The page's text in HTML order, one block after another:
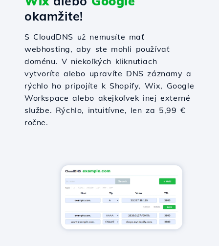
okamžite!
S CloudDNS už nemusíte mať
webhosting, aby ste mohli používať
doménu. V niekoľkých kliknutiach
vytvoríte alebo upravíte DNS záznamy a
rýchlo ho pripojíte k Shopify, Wix, Google
Workspace alebo akejkoľvek inej externé
službe. Rýchlo, intuitívne, len za 5,99 €
ročne.